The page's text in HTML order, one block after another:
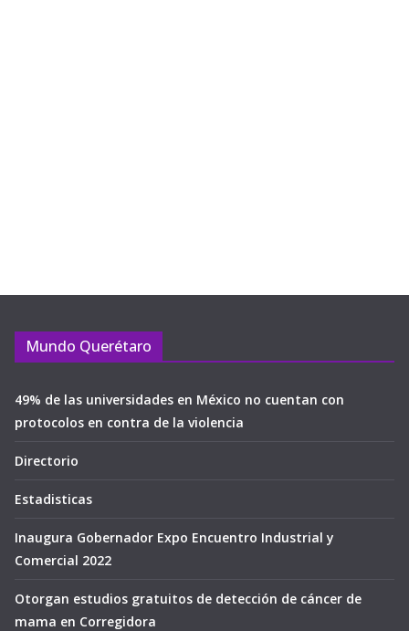
Mundo Querétaro
49% de las universidades en México no cuentan con
protocolos en contra de la violencia
Directorio
Estadisticas
Inaugura Gobernador Expo Encuentro Industrial y
Comercial 2022
Otorgan estudios gratuitos de detección de cáncer de
mama en Corregidora